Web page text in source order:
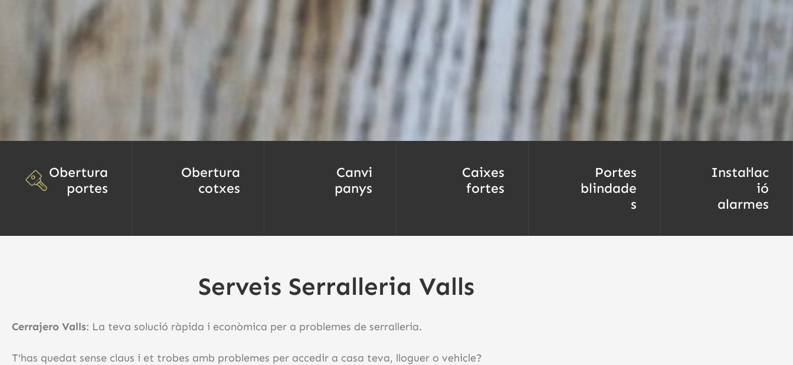
Obertura
portes
Obertura
cotxes
Canvi
panys
Caixes
fortes
Portes
blindade
s
Instal·lac
ió
alarmes
Serveis Serralleria Valls
Cerrajero Valls: La teva solució ràpida i econòmica per a problemes de serralleria.
T'has quedat sense claus i et trobes amb problemes per accedir a casa teva, lloguer o vehicle?